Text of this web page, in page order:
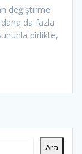
değiştirme
da fazla
birlikte,
Ara